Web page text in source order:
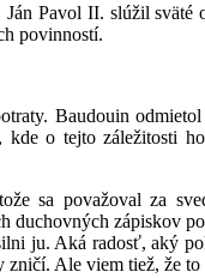
Pavol II. slúžil sväté
povinností.
Baudouin odmietol
kde o tejto záležitosti
sa považoval za
duchovných zápiskov
ju. Aká radosť, aký
Ale viem tiež, že to